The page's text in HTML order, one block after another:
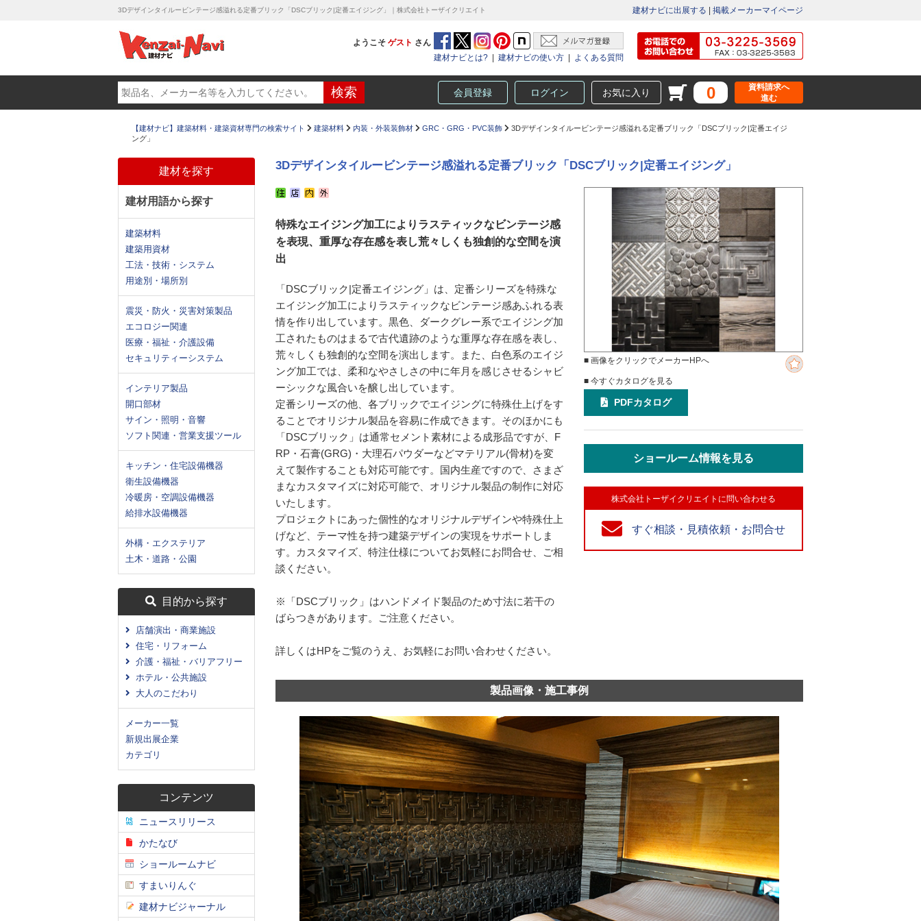
3Dデザインタイルービンテージ感溢れる定番ブリック「DSCブリック|定番エイジング」｜株式会社トーザイクリエイト 建材ナビに出展する 掲載メーカーマイページ
ようこそ ゲスト さん
建材ナビとは?
建材ナビの使い方 よくある質問
会員登録 ログイン お気に入り 0
資料請求へ
進む
【建材ナビ】建築材料・建築資材専門の検索サイト 建築材料 内装・外装装飾材 GRC・GRG・PVC装飾
3Dデザインタイルービンテージ感溢れる定番ブリック「DSCブリック|定番エイジ
ング」
建材を探す
建材用語から探す
建築材料
建築用資材
工法・技術・システム
用途別・場所別
震災・防火・災害対策製品
エコロジー関連
医療・福祉・介護設備
セキュリティーシステム
インテリア製品
開口部材
サイン・照明・音響
ソフト関連・営業支援ツール
キッチン・住宅設備機器
衛生設備機器
冷暖房・空調設備機器
給排水設備機器
外構・エクステリア
土木・道路・公園
目的から探す
店舗演出・商業施設
住宅・リフォーム
介護・福祉・バリアフリー
ホテル・公共施設
大人のこだわり
メーカー一覧
新規出展企業
カテゴリ
コンテンツ
ニュースリリース
かたなび
ショールームナビ
すまいりんぐ
建材ナビジャーナル
3Dデザインタイルービンテージ感溢れる定番ブリック「DSCブリック|定番エイジング」
特殊なエイジング加工によりラスティックなビンテージ感
を表現、重厚な存在感を表し荒々しくも独創的な空間を演
出
「DSCブリック|定番エイジング」は、定番シリーズを特殊な
エイジング加工によりラスティックなビンテージ感あふれる表
情を作り出しています。黒色、ダークグレー系でエイジング加
工されたものはまるで古代遺跡のような重厚な存在感を表し、
荒々しくも独創的な空間を演出します。また、白色系のエイジ
ング加工では、柔和なやさしさの中に年月を感じさせるシャビ
ーシックな風合いを醸し出しています。
定番シリーズの他、各ブリックでエイジングに特殊仕上げをす
ることでオリジナル製品を容易に作成できます。そのほかにも
「DSCブリック」は通常セメント素材による成形品ですが、F
RP・石膏(GRG)・大理石パウダーなどマテリアル(骨材)を変
えて製作することも対応可能です。国内生産ですので、さまざ
まなカスタマイズに対応可能で、オリジナル製品の制作に対応
いたします。
プロジェクトにあった個性的なオリジナルデザインや特殊仕上
げなど、テーマ性を持つ建築デザインの実現をサポートしま
す。カスタマイズ、特注仕様についてお気軽にお問合せ、ご相
談ください。
※「DSCブリック」はハンドメイド製品のため寸法に若干の
ばらつきがあります。ご注意ください。
詳しくはHPをご覧のうえ、お気軽にお問い合わせください。
■ 画像をクリックでメーカーHPへ
■ 今すぐカタログを見る
PDFカタログ
ショールーム情報を見る
株式会社トーザイクリエイトに問い合わせる
すぐ相談・見積依頼・お問合せ
製品画像・施工事例